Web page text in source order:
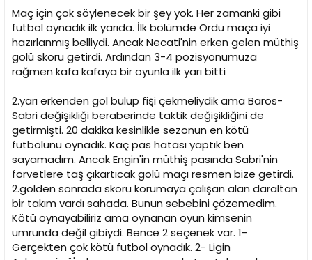
Maç için çok söylenecek bir şey yok. Her zamanki gibi
futbol oynadık ilk yarıda. İlk bölümde Ordu maça iyi
hazırlanmış belliydi. Ancak Necati'nin erken gelen müthiş
golü skoru getirdi. Ardından 3-4 pozisyonumuza
rağmen kafa kafaya bir oyunla ilk yarı bitti
2.yarı erkenden gol bulup fişi çekmeliydik ama Baros-
Sabri değişikliği beraberinde taktik değişikliğini de
getirmişti. 20 dakika kesinlikle sezonun en kötü
futbolunu oynadık. Kaç pas hatası yaptık ben
sayamadım. Ancak Engin'in müthiş pasında Sabri'nin
forvetlere taş çıkartıcak golü maçı resmen bize getirdi.
2.golden sonrada skoru korumaya çalışan alan daraltan
bir takım vardı sahada. Bunun sebebini çözemedim.
Kötü oynayabiliriz ama oynanan oyun kimsenin
umrunda değil gibiydi. Bence 2 seçenek var. 1-
Gerçekten çok kötü futbol oynadık. 2- Ligin